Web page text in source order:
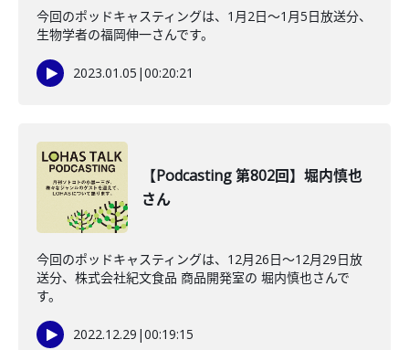
今回のポッドキャスティングは、1月2日〜1月5日放送分、
生物学者の福岡伸一さんです。
2023.01.05 |00:20:21
【Podcasting 第802回】堀内慎也
さん
今回のポッドキャスティングは、12月26日〜12月29日放
送分、株式会社紀文食品 商品開発室の 堀内慎也さんで
す。
2022.12.29 |00:19:15